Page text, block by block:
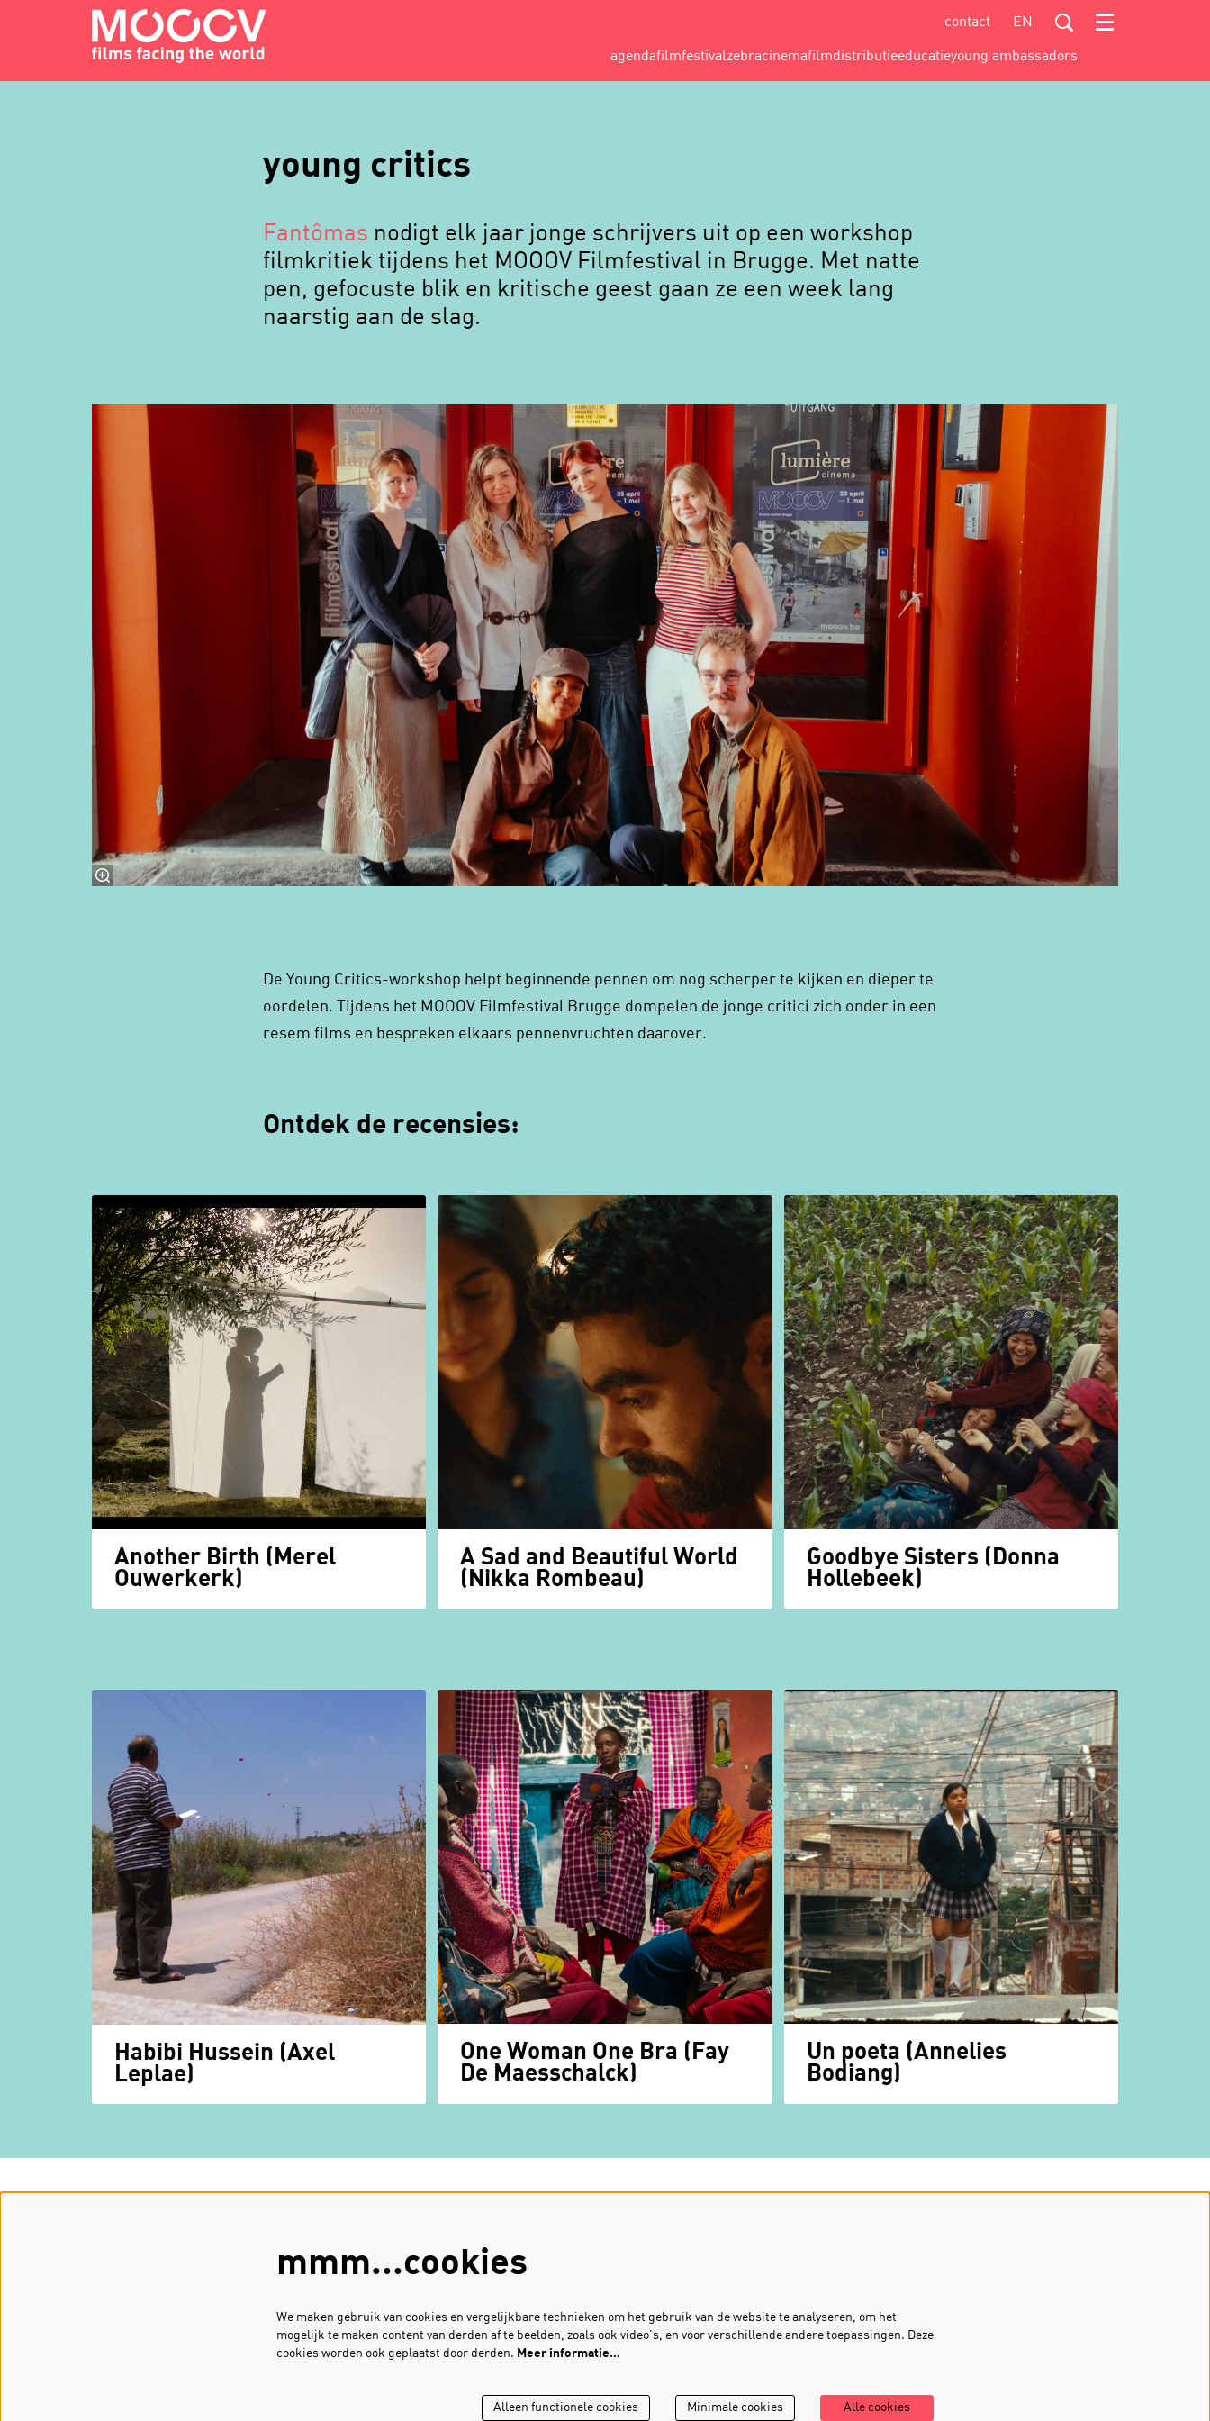
contact EN
agendafilmfestivalzebracinemafilmdistributieeducatieyoung ambassadors
Menu
young critics
Fantômas nodigt elk jaar jonge schrijvers uit op een workshop
filmkritiek tijdens het MOOOV Filmfestival in Brugge. Met natte
pen, gefocuste blik en kritische geest gaan ze een week lang
naarstig aan de slag.
De Young Critics-workshop helpt beginnende pennen om nog scherper te kijken en dieper te
oordelen. Tijdens het MOOOV Filmfestival Brugge dompelen de jonge critici zich onder in een
resem films en bespreken elkaars pennenvruchten daarover.
Ontdek de recensies:
Another Birth (Merel
Ouwerkerk)
A Sad and Beautiful World
(Nikka Rombeau)
Goodbye Sisters (Donna
Hollebeek)
Habibi Hussein (Axel
Leplae)
One Woman One Bra (Fay
De Maesschalck)
Un poeta (Annelies
Bodiang)
vacatures
Inschrijven
mmm...cookies
We maken gebruik van cookies en vergelijkbare technieken om het gebruik van de website te analyseren, om het
mogelijk te maken content van derden af te beelden, zoals ook video’s, en voor verschillende andere toepassingen. Deze
cookies worden ook geplaatst door derden. Meer informatie…
Alleen functionele cookies Minimale cookies Alle cookies